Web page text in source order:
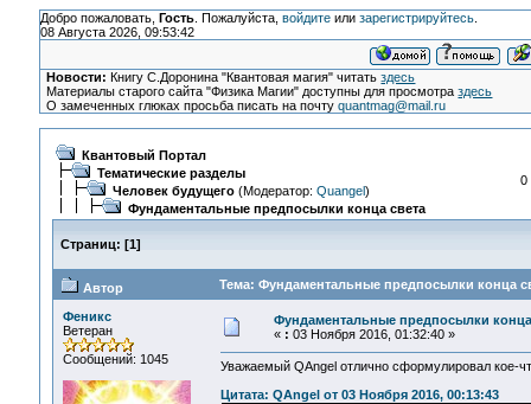
Добро пожаловать, Гость. Пожалуйста, войдитеили зарегистрируйтесь.
08 Августа 2026, 09:53:42
Новости: Книгу С.Доронина "Квантовая магия" читатьздесь
Материалы старого сайта "Физика Магии" доступны для просмотраздесь
О замеченных глюках просьба писать на почтуquantmag@mail.ru
Квантовый Портал
Тематические разделы
Человек будущего(Модератор: Quangel)
Фундаментальные предпосылки конца света
0
Страниц: [1]
Автор Тема: Фундаментальные предпосылки конца
Феникс
Ветеран
Сообщений: 1045
Фундаментальные предпосылки конца
« : 03 Ноября 2016, 01:32:40 »
Уважаемый QAngel отлично сформулировал кое-
Цитата: QAngel от 03 Ноября 2016, 00:13:43